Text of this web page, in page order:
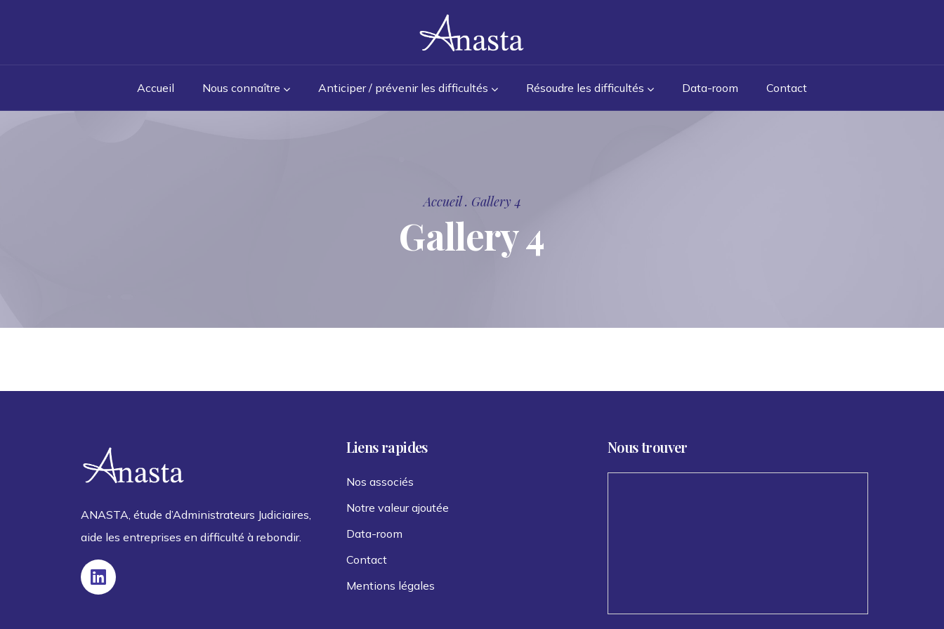
Accueil Nous connaître Anticiper / prévenir les difficultés Résoudre les difficultés Data-room Contact
Accueil. Gallery 4
Gallery 4
ANASTA, étude d’Administrateurs Judiciaires,
aide les entreprises en difficulté à rebondir.
Liens rapides
Nos associés
Notre valeur ajoutée
Data-room
Contact
Mentions légales
Nous trouver